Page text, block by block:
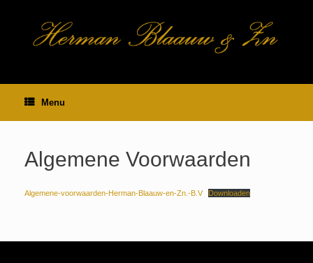
Menu
Algemene Voorwaarden
Algemene-voorwaarden-Herman-Blaauw-en-Zn.-B.V Downloaden